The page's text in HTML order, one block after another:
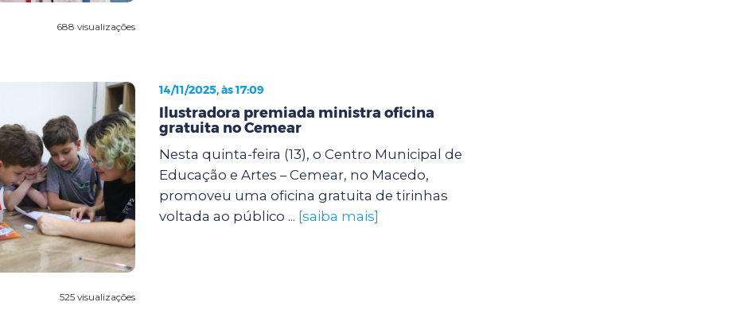
688 visualizações
525 visualizações
14/11/2025, às 17:09
Ilustradora premiada ministra oficina
gratuita no Cemear
Nesta quinta-feira (13), o Centro Municipal de
Educação e Artes – Cemear, no Macedo,
promoveu uma oficina gratuita de tirinhas
voltada ao público ... [saiba mais]